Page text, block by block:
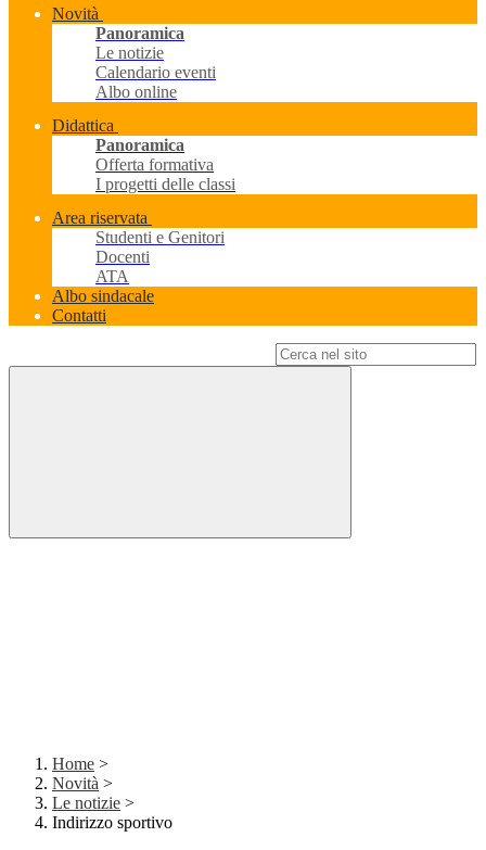
Novità
Panoramica
Le notizie
Calendario eventi
Albo online
Didattica
Panoramica
Offerta formativa
I progetti delle classi
Area riservata
Studenti e Genitori
Docenti
ATA
Albo sindacale
Contatti
Home >
Novità >
Le notizie >
Indirizzo sportivo